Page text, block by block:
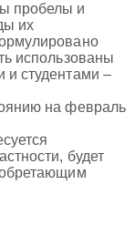
пробелы и
их
использованы
и студентами –
на февраль
будет